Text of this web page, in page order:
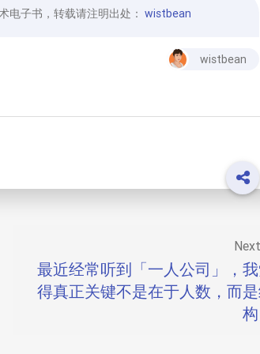
电子书，转载请注明出处： wistbean
wistbean
最近经常听到「一人公司」，
得真正关键不是在于人数，而